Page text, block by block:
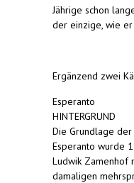
Jährige schon
der einzige, wie er
Ergänzend zwei
Esperanto
HINTERGRUND
Die Grundlage
Esperanto wurde
Ludwik Zamenhof
damaligen